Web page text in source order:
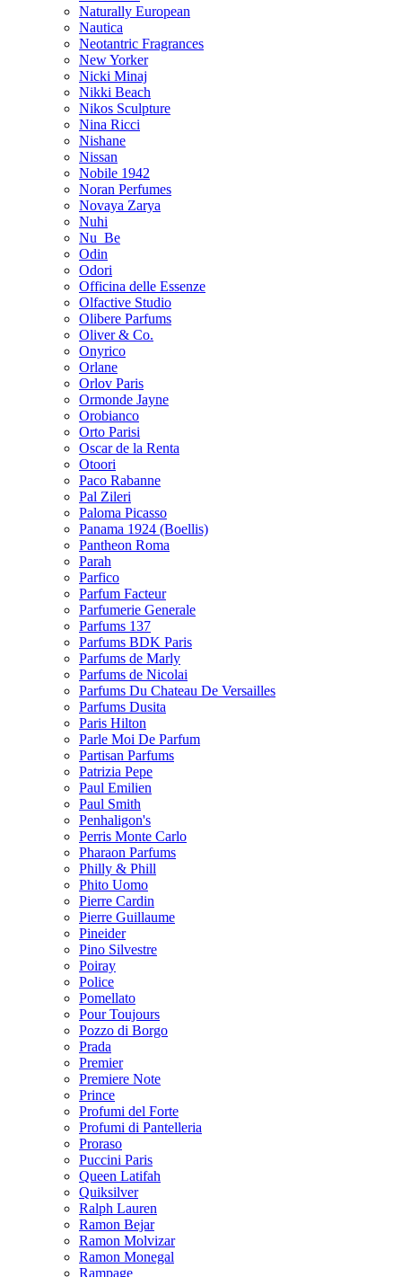
Naturally European
Nautica
Neotantric Fragrances
New Yorker
Nicki Minaj
Nikki Beach
Nikos Sculpture
Nina Ricci
Nishane
Nissan
Nobile 1942
Noran Perfumes
Novaya Zarya
Nuhi
Nu_Be
Odin
Odori
Officina delle Essenze
Olfactive Studio
Olibere Parfums
Oliver & Co.
Onyrico
Orlane
Orlov Paris
Ormonde Jayne
Orobianco
Orto Parisi
Oscar de la Renta
Otoori
Paco Rabanne
Pal Zileri
Paloma Picasso
Panama 1924 (Boellis)
Pantheon Roma
Parah
Parfico
Parfum Facteur
Parfumerie Generale
Parfums 137
Parfums BDK Paris
Parfums de Marly
Parfums de Nicolai
Parfums Du Chateau De Versailles
Parfums Dusita
Paris Hilton
Parle Moi De Parfum
Partisan Parfums
Patrizia Pepe
Paul Emilien
Paul Smith
Penhaligon's
Perris Monte Carlo
Pharaon Parfums
Philly & Phill
Phito Uomo
Pierre Cardin
Pierre Guillaume
Pineider
Pino Silvestre
Poiray
Police
Pomellato
Pour Toujours
Pozzo di Borgo
Prada
Premier
Premiere Note
Prince
Profumi del Forte
Profumi di Pantelleria
Proraso
Puccini Paris
Queen Latifah
Quiksilver
Ralph Lauren
Ramon Bejar
Ramon Molvizar
Ramon Monegal
Rampage